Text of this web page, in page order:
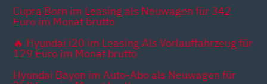
Cupra Born im Leasing als Neuwagen für 342
Euro im Monat brutto
🔥 Hyundai i20 im Leasing Als Vorlauffahrzeug für
129 Euro im Monat brutto
Hyundai Bayon im Auto-Abo als Neuwagen für